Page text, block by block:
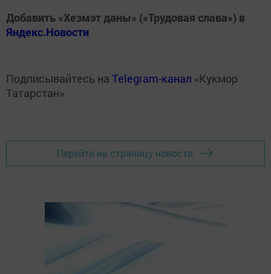
Добавить «Хезмэт даны» («Трудовая слава») в
Яндекс.Новости
Подписывайтесь на Telegram-канал «Кукмор
Татарстан»
Перейти на страницу новости